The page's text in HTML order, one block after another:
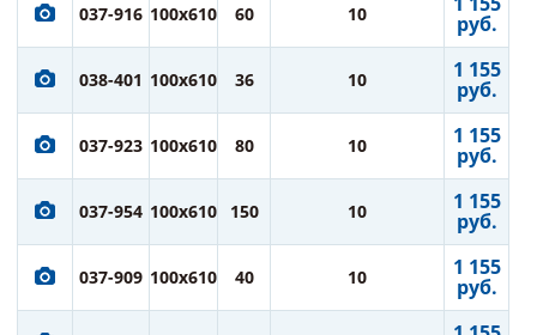
037-916 100x610 60 10 руб.
038-401 100x610 36 10 1 155
руб.
037-923 100x610 80 10 1 155
руб.
037-954 100x610 150 10 1 155
руб.
037-909 100x610 40 10 1 155
руб.